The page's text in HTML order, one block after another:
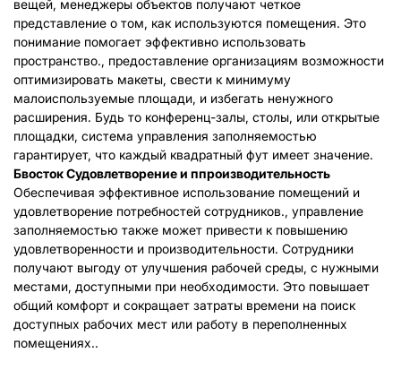
вещей, менеджеры объектов получают четкое
представление о том, как используются помещения. Это
понимание помогает эффективно использовать
пространство., предоставление организациям возможности
оптимизировать макеты, свести к минимуму
малоиспользуемые площади, и избегать ненужного
расширения. Будь то конференц-залы, столы, или открытые
площадки, система управления заполняемостью
гарантирует, что каждый квадратный фут имеет значение.
БвостокСудовлетворение и ппроизводительность
Обеспечивая эффективное использование помещений и
удовлетворение потребностей сотрудников., управление
заполняемостью также может привести к повышению
удовлетворенности и производительности. Сотрудники
получают выгоду от улучшения рабочей среды, с нужными
местами, доступными при необходимости. Это повышает
общий комфорт и сокращает затраты времени на поиск
доступных рабочих мест или работу в переполненных
помещениях..